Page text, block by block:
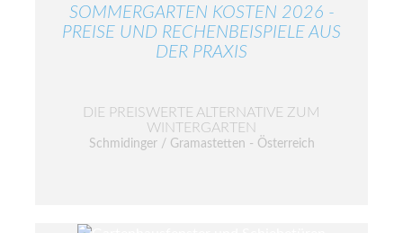
SOMMERGARTEN KOSTEN 2026 -
PREISE UND RECHENBEISPIELE AUS
DER PRAXIS
DIE PREISWERTE ALTERNATIVE ZUM
WINTERGARTEN
Schmidinger / Gramastetten - Österreich